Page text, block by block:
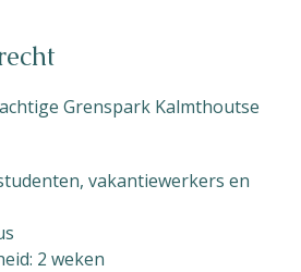
Grenspark Kalmthoutse
vakantiewerkers en
2 weken